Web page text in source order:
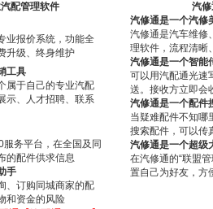
配管理软件
业报价系统，功能全
升级、终身维护
工具
属于自己的专业汽配
示、人才招聘、联系
务平台，在全国及同
的配件供求信息
手
、订购同城商家的配
和资金的风险
汽
汽修通是一个汽修
汽修通是汽车维修
理软件，流程清晰
汽修通是一个智能
可以用汽配通光速
送。接收方立即会
汽修通是一个配件
当疑难配件不知哪
搜索配件，可以传
汽修通是一个超级
在汽修通的“联盟
置自己为好友，方